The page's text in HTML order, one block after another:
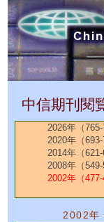
中信期刊閱
2026年（765-
2020年（693-
2014年（621-
2008年（549-
2002年（477-
2002年